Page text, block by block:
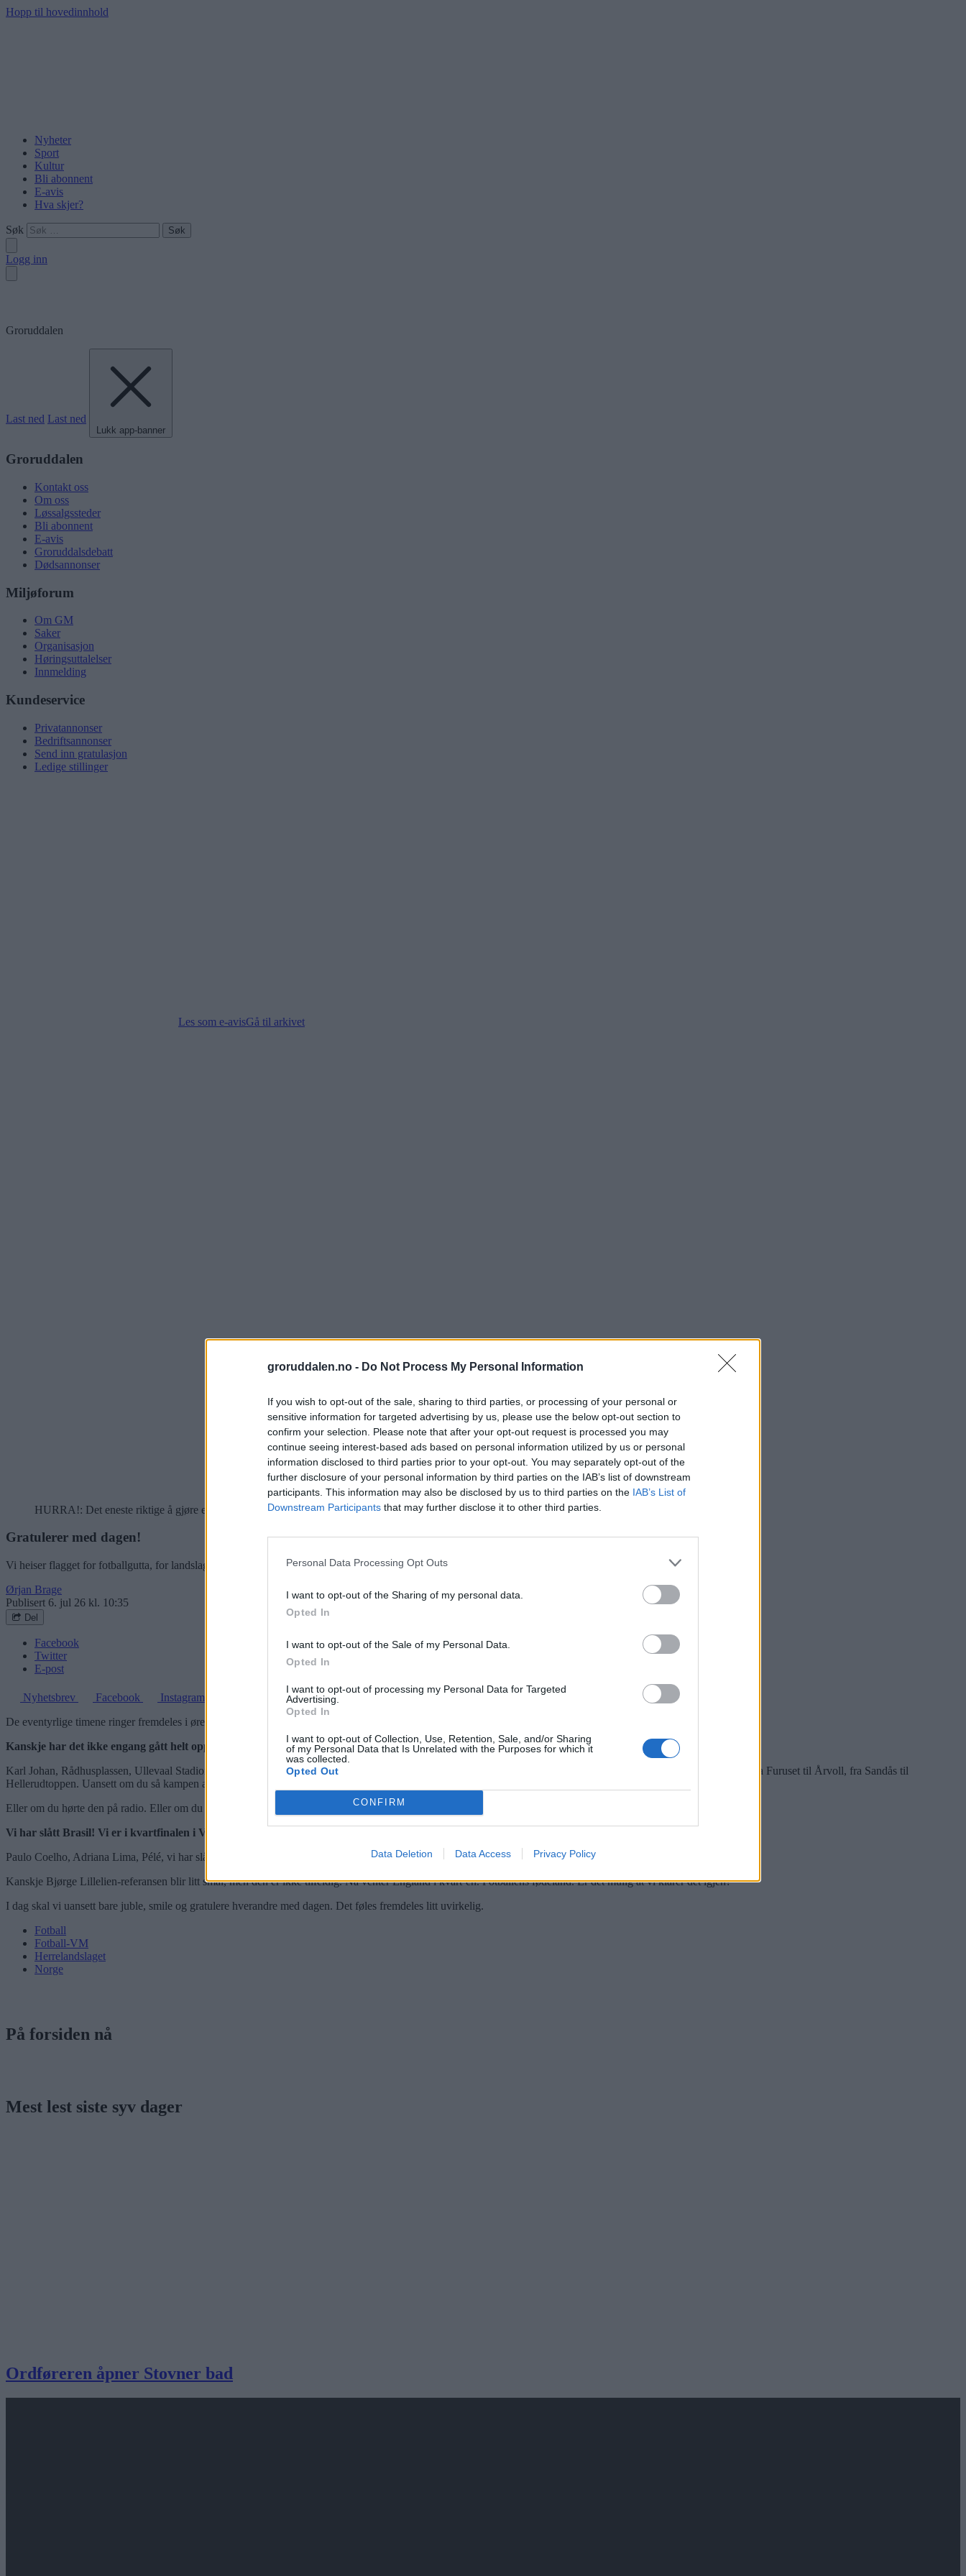
groruddalen.no - Do Not Process My Personal Information
If you wish to opt-out of the sale, sharing to third parties, or processing of your personal or
sensitive information for targeted advertising by us, please use the below opt-out section to
confirm your selection. Please note that after your opt-out request is processed you may
continue seeing interest-based ads based on personal information utilized by us or personal
information disclosed to third parties prior to your opt-out. You may separately opt-out of the
further disclosure of your personal information by third parties on the IAB’s list of downstream
participants. This information may also be disclosed by us to third parties on the IAB’s List of
Downstream Participants that may further disclose it to other third parties.
Personal Data Processing Opt Outs
I want to opt-out of the Sharing of my personal data.
Opted In
I want to opt-out of the Sale of my Personal Data.
Opted In
I want to opt-out of processing my Personal Data for Targeted
Advertising.
Opted In
I want to opt-out of Collection, Use, Retention, Sale, and/or Sharing
of my Personal Data that Is Unrelated with the Purposes for which it
was collected.
Opted Out
CONFIRM
Data Deletion Data Access Privacy Policy
Hopp til hovedinnhold
Nyheter
Sport
Kultur
Bli abonnent
E-avis
Hva skjer?
Søk
Logg inn
Groruddalen
Last ned Last ned
Lukk app-banner
Groruddalen
Kontakt oss
Om oss
Løssalgssteder
Bli abonnent
E-avis
Groruddalsdebatt
Dødsannonser
Miljøforum
Om GM
Saker
Organisasjon
Høringsuttalelser
Innmelding
Kundeservice
Privatannonser
Bedriftsannonser
Send inn gratulasjon
Ledige stillinger
Les som e-avisGå til arkivet
HURRA!: Det eneste riktige å gjøre er å heise flagget. Heia Norge!FOTO: Ørjan Brage
Gratulerer med dagen!
Vi heiser flagget for fotballgutta, for landslaget, for Norge. Kan det i det hele tatt bli større enn det vi opplevde i går kveld?
Ørjan Brage
Publisert 6. jul 26 kl. 10:35
Del
Facebook
Twitter
E-post
Nyhetsbrev Facebook
Instagram
De eventyrlige timene ringer fremdeles i ørene, det gynger i kroppen etter all roingen, og over hele Groruddalen spilles Haalands strake vrist om og om igjen.
Kanskje har det ikke engang gått helt opp for oss at vi faktisk opplevde noe historisk i går kveld.
Karl Johan, Rådhusplassen, Ullevaal Stadion var alle scener for den største folkefesten i manns minne.
et samme var hvert borettslag i Groruddalen, hver lille gate, fra Furuset til Årvoll, fra Sandås til
Hellerudtoppen. Uansett om du så kampen alene eller med familien, med gutta, med venner eller naboer.
Eller om du hørte den på radio. Eller om du la deg tidlig for å være på jobb grytidlig mandag morgen. Alle var med, alle er en del av dette helt spinnville døgnet.
Vi har slått Brasil! Vi er i kvartfinalen i VM!
Paulo Coelho, Adriana Lima, Pélé, vi har slått dem alle!
Kanskje Bjørge Lillelien-referansen blir litt smal, men den er ikke tilfeldig. Nå venter England i kvart’en. Fotballens fødeland. Er det mulig at vi klarer det igjen?
I dag skal vi uansett bare juble, smile og gratulere hverandre med dagen. Det føles fremdeles litt uvirkelig.
Fotball
Fotball-VM
Herrelandslaget
Norge
På forsiden nå
Mest lest siste syv dager
Ordføreren åpner Stovner bad